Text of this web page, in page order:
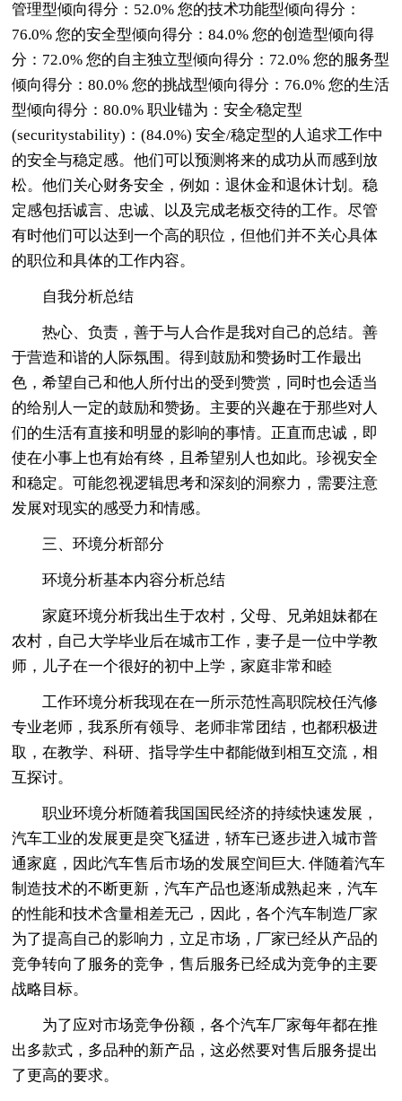
管理型倾向得分：52.0% 您的技术功能型倾向得分：
76.0% 您的安全型倾向得分：84.0% 您的创造型倾向得
分：72.0% 您的自主独立型倾向得分：72.0% 您的服务型
倾向得分：80.0% 您的挑战型倾向得分：76.0% 您的生活
型倾向得分：80.0% 职业锚为：安全∕稳定型
(securitystability)：(84.0%) 安全/稳定型的人追求工作中
的安全与稳定感。他们可以预测将来的成功从而感到放
松。他们关心财务安全，例如：退休金和退休计划。稳
定感包括诚言、忠诚、以及完成老板交待的工作。尽管
有时他们可以达到一个高的职位，但他们并不关心具体
的职位和具体的工作内容。
自我分析总结
热心、负责，善于与人合作是我对自己的总结。善
于营造和谐的人际氛围。得到鼓励和赞扬时工作最出
色，希望自己和他人所付出的受到赞赏，同时也会适当
的给别人一定的鼓励和赞扬。主要的兴趣在于那些对人
们的生活有直接和明显的影响的事情。正直而忠诚，即
使在小事上也有始有终，且希望别人也如此。珍视安全
和稳定。可能忽视逻辑思考和深刻的洞察力，需要注意
发展对现实的感受力和情感。
三、环境分析部分
环境分析基本内容分析总结
家庭环境分析我出生于农村，父母、兄弟姐妹都在
农村，自己大学毕业后在城市工作，妻子是一位中学教
师，儿子在一个很好的初中上学，家庭非常和睦
工作环境分析我现在在一所示范性高职院校任汽修
专业老师，我系所有领导、老师非常团结，也都积极进
取，在教学、科研、指导学生中都能做到相互交流，相
互探讨。
职业环境分析随着我国国民经济的持续快速发展，
汽车工业的发展更是突飞猛进，轿车已逐步进入城市普
通家庭，因此汽车售后市场的发展空间巨大. 伴随着汽车
制造技术的不断更新，汽车产品也逐渐成熟起来，汽车
的性能和技术含量相差无己，因此，各个汽车制造厂家
为了提高自己的影响力，立足市场，厂家已经从产品的
竞争转向了服务的竞争，售后服务已经成为竞争的主要
战略目标。
为了应对市场竞争份额，各个汽车厂家每年都在推
出多款式，多品种的新产品，这必然要对售后服务提出
了更高的要求。